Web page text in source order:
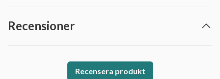
Recensioner
Recensera produkt